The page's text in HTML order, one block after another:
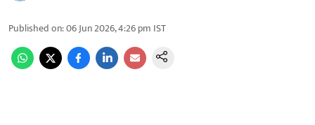
Published on:06 Jun 2026, 4:26 pm IST